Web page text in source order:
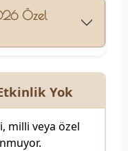
Özel
Yok
milli veya özel